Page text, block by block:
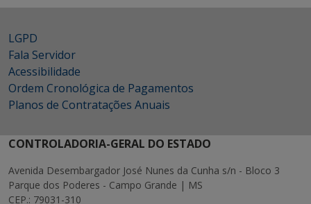
LGPD
Fala Servidor
Acessibilidade
Ordem Cronológica de Pagamentos
Planos de Contratações Anuais
CONTROLADORIA-GERAL DO ESTADO
Avenida Desembargador José Nunes da Cunha s/n - Bloco 3
Parque dos Poderes - Campo Grande | MS
CEP.: 79031-310